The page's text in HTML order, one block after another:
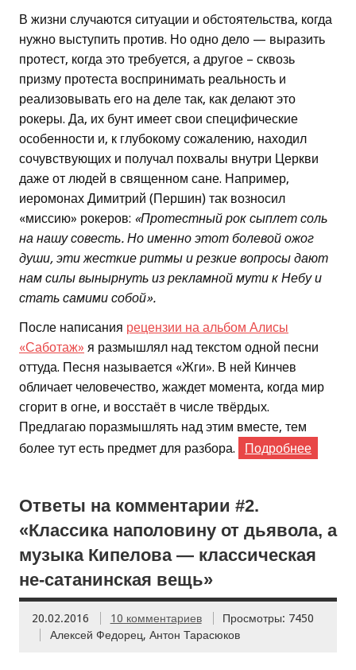
В жизни случаются ситуации и обстоятельства, когда
нужно выступить против. Но одно дело — выразить
протест, когда это требуется, а другое – сквозь
призму протеста воспринимать реальность и
реализовывать его на деле так, как делают это
рокеры. Да, их бунт имеет свои специфические
особенности и, к глубокому сожалению, находил
сочувствующих и получал похвалы внутри Церкви
даже от людей в священном сане. Например,
иеромонах Димитрий (Першин) так возносил
«миссию» рокеров: «Протестный рок сыплет соль
на нашу совесть. Но именно этот болевой ожог
души, эти жесткие ритмы и резкие вопросы дают
нам силы вынырнуть из рекламной мути к Небу и
стать самими собой».
После написания рецензии на альбом Алисы
«Саботаж» я размышлял над текстом одной песни
оттуда. Песня называется «Жги». В ней Кинчев
обличает человечество, жаждет момента, когда мир
сгорит в огне, и восстаёт в числе твёрдых.
Предлагаю поразмышлять над этим вместе, тем
более тут есть предмет для разбора.
Подробнее
Ответы на комментарии #2.
«Классика наполовину от дьявола, а
музыка Кипелова — классическая
не-сатанинская вещь»
20.02.2016 10 комментариев
Просмотры: 7450
Алексей Федорец, Антон Тарасюков